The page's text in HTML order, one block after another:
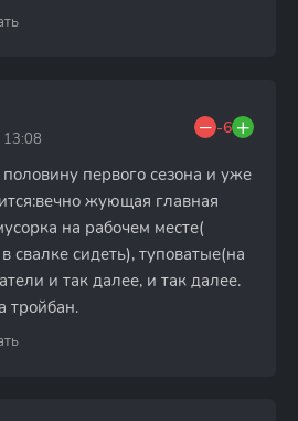
13:08
-6
первого сезона и уже
жующая главная
на рабочем месте(
свалке сидеть), туповатые(на
и так далее, и так далее.
тройбан.